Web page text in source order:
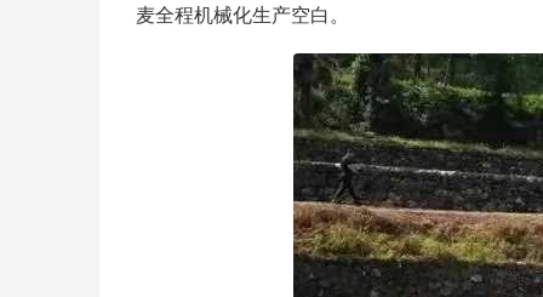
麦全程机械化生产空白。